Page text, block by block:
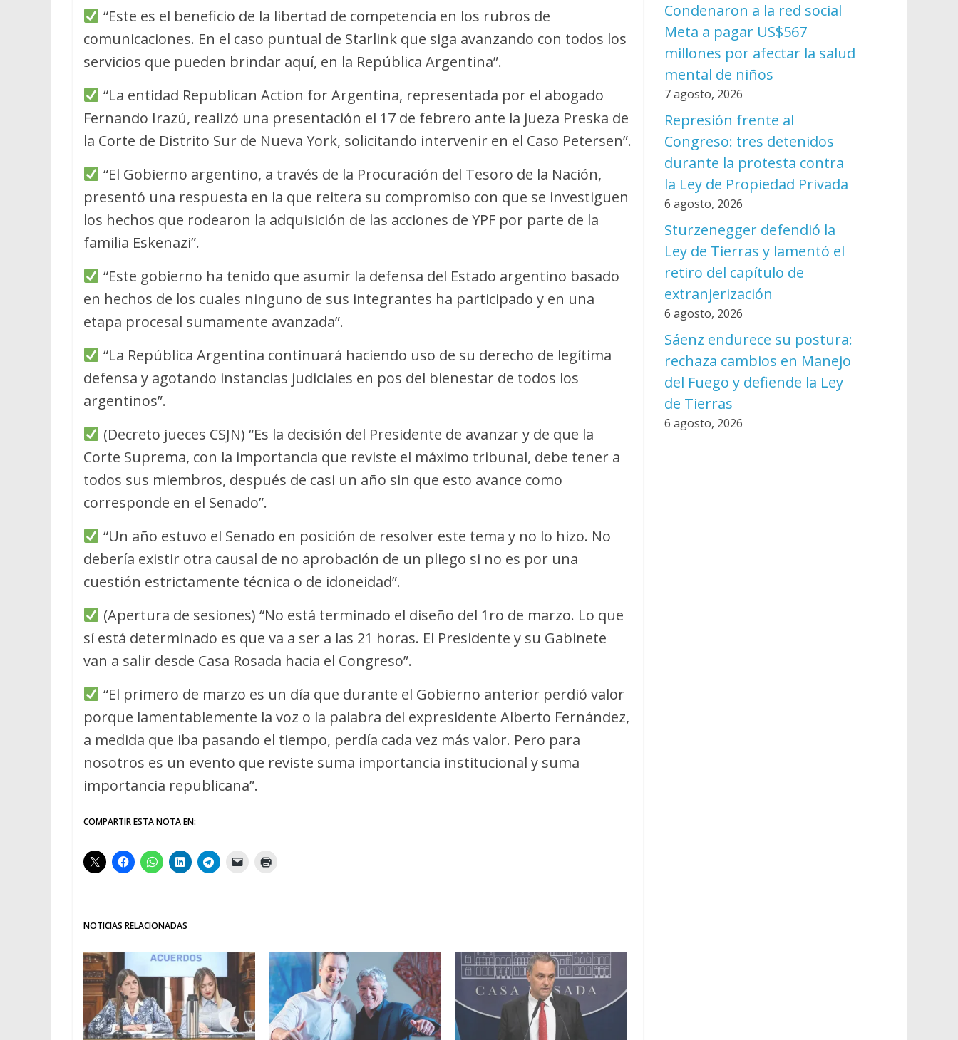
“Este es el beneficio de la libertad de competencia en los rubros de
comunicaciones. En el caso puntual de Starlink que siga avanzando con todos los
servicios que pueden brindar aquí, en la República Argentina”.
“La entidad Republican Action for Argentina, representada por el abogado
Fernando Irazú, realizó una presentación el 17 de febrero ante la jueza Preska de
la Corte de Distrito Sur de Nueva York, solicitando intervenir en el Caso Petersen”.
“El Gobierno argentino, a través de la Procuración del Tesoro de la Nación,
presentó una respuesta en la que reitera su compromiso con que se investiguen
los hechos que rodearon la adquisición de las acciones de YPF por parte de la
familia Eskenazi”.
“Este gobierno ha tenido que asumir la defensa del Estado argentino basado
en hechos de los cuales ninguno de sus integrantes ha participado y en una
etapa procesal sumamente avanzada”.
“La República Argentina continuará haciendo uso de su derecho de legítima
defensa y agotando instancias judiciales en pos del bienestar de todos los
argentinos”.
(Decreto jueces CSJN) “Es la decisión del Presidente de avanzar y de que la
Corte Suprema, con la importancia que reviste el máximo tribunal, debe tener a
todos sus miembros, después de casi un año sin que esto avance como
corresponde en el Senado”.
“Un año estuvo el Senado en posición de resolver este tema y no lo hizo. No
debería existir otra causal de no aprobación de un pliego si no es por una
cuestión estrictamente técnica o de idoneidad”.
(Apertura de sesiones) “No está terminado el diseño del 1ro de marzo. Lo que
sí está determinado es que va a ser a las 21 horas. El Presidente y su Gabinete
van a salir desde Casa Rosada hacia el Congreso”.
“El primero de marzo es un día que durante el Gobierno anterior perdió valor
porque lamentablemente la voz o la palabra del expresidente Alberto Fernández,
a medida que iba pasando el tiempo, perdía cada vez más valor. Pero para
nosotros es un evento que reviste suma importancia institucional y suma
importancia republicana”.
COMPARTIR ESTA NOTA EN:
NOTICIAS RELACIONADAS
Condenaron a la red social
Meta a pagar US$567
millones por afectar la salud
mental de niños
7 agosto, 2026
Represión frente al
Congreso: tres detenidos
durante la protesta contra
la Ley de Propiedad Privada
6 agosto, 2026
Sturzenegger defendió la
Ley de Tierras y lamentó el
retiro del capítulo de
extranjerización
6 agosto, 2026
Sáenz endurece su postura:
rechaza cambios en Manejo
del Fuego y defiende la Ley
de Tierras
6 agosto, 2026